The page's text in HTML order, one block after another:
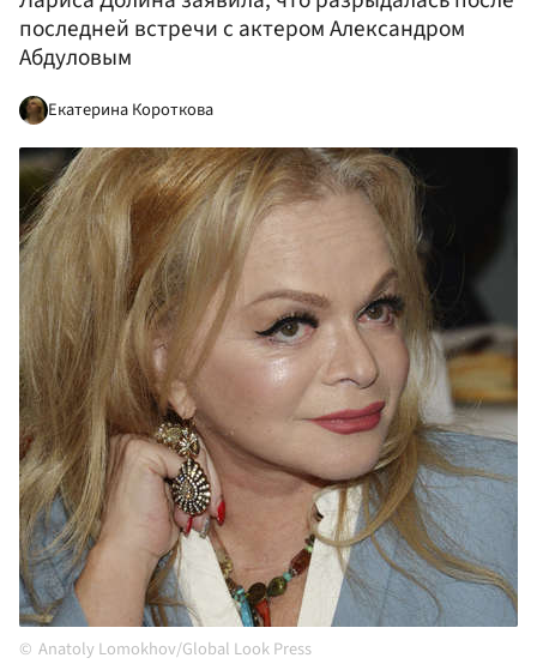
последней встречи с актером Александром
Абдуловым
Екатерина Короткова
Anatoly Lomokhov/Global Look Press